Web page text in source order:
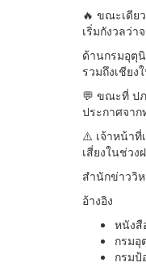
🔥 ขณะเดีย
เริ่มกังวลว่
ด้านกรมอุตุ
รวมถึงเชีย
💬 ขณะที่ ป
ประกาศจา
⚠️ เจ้าหน้าที่
เสี่ยงในช่วง
สำนักข่าววิ
อ้างอิง
หนังสื
กรมอุ
กรมป้